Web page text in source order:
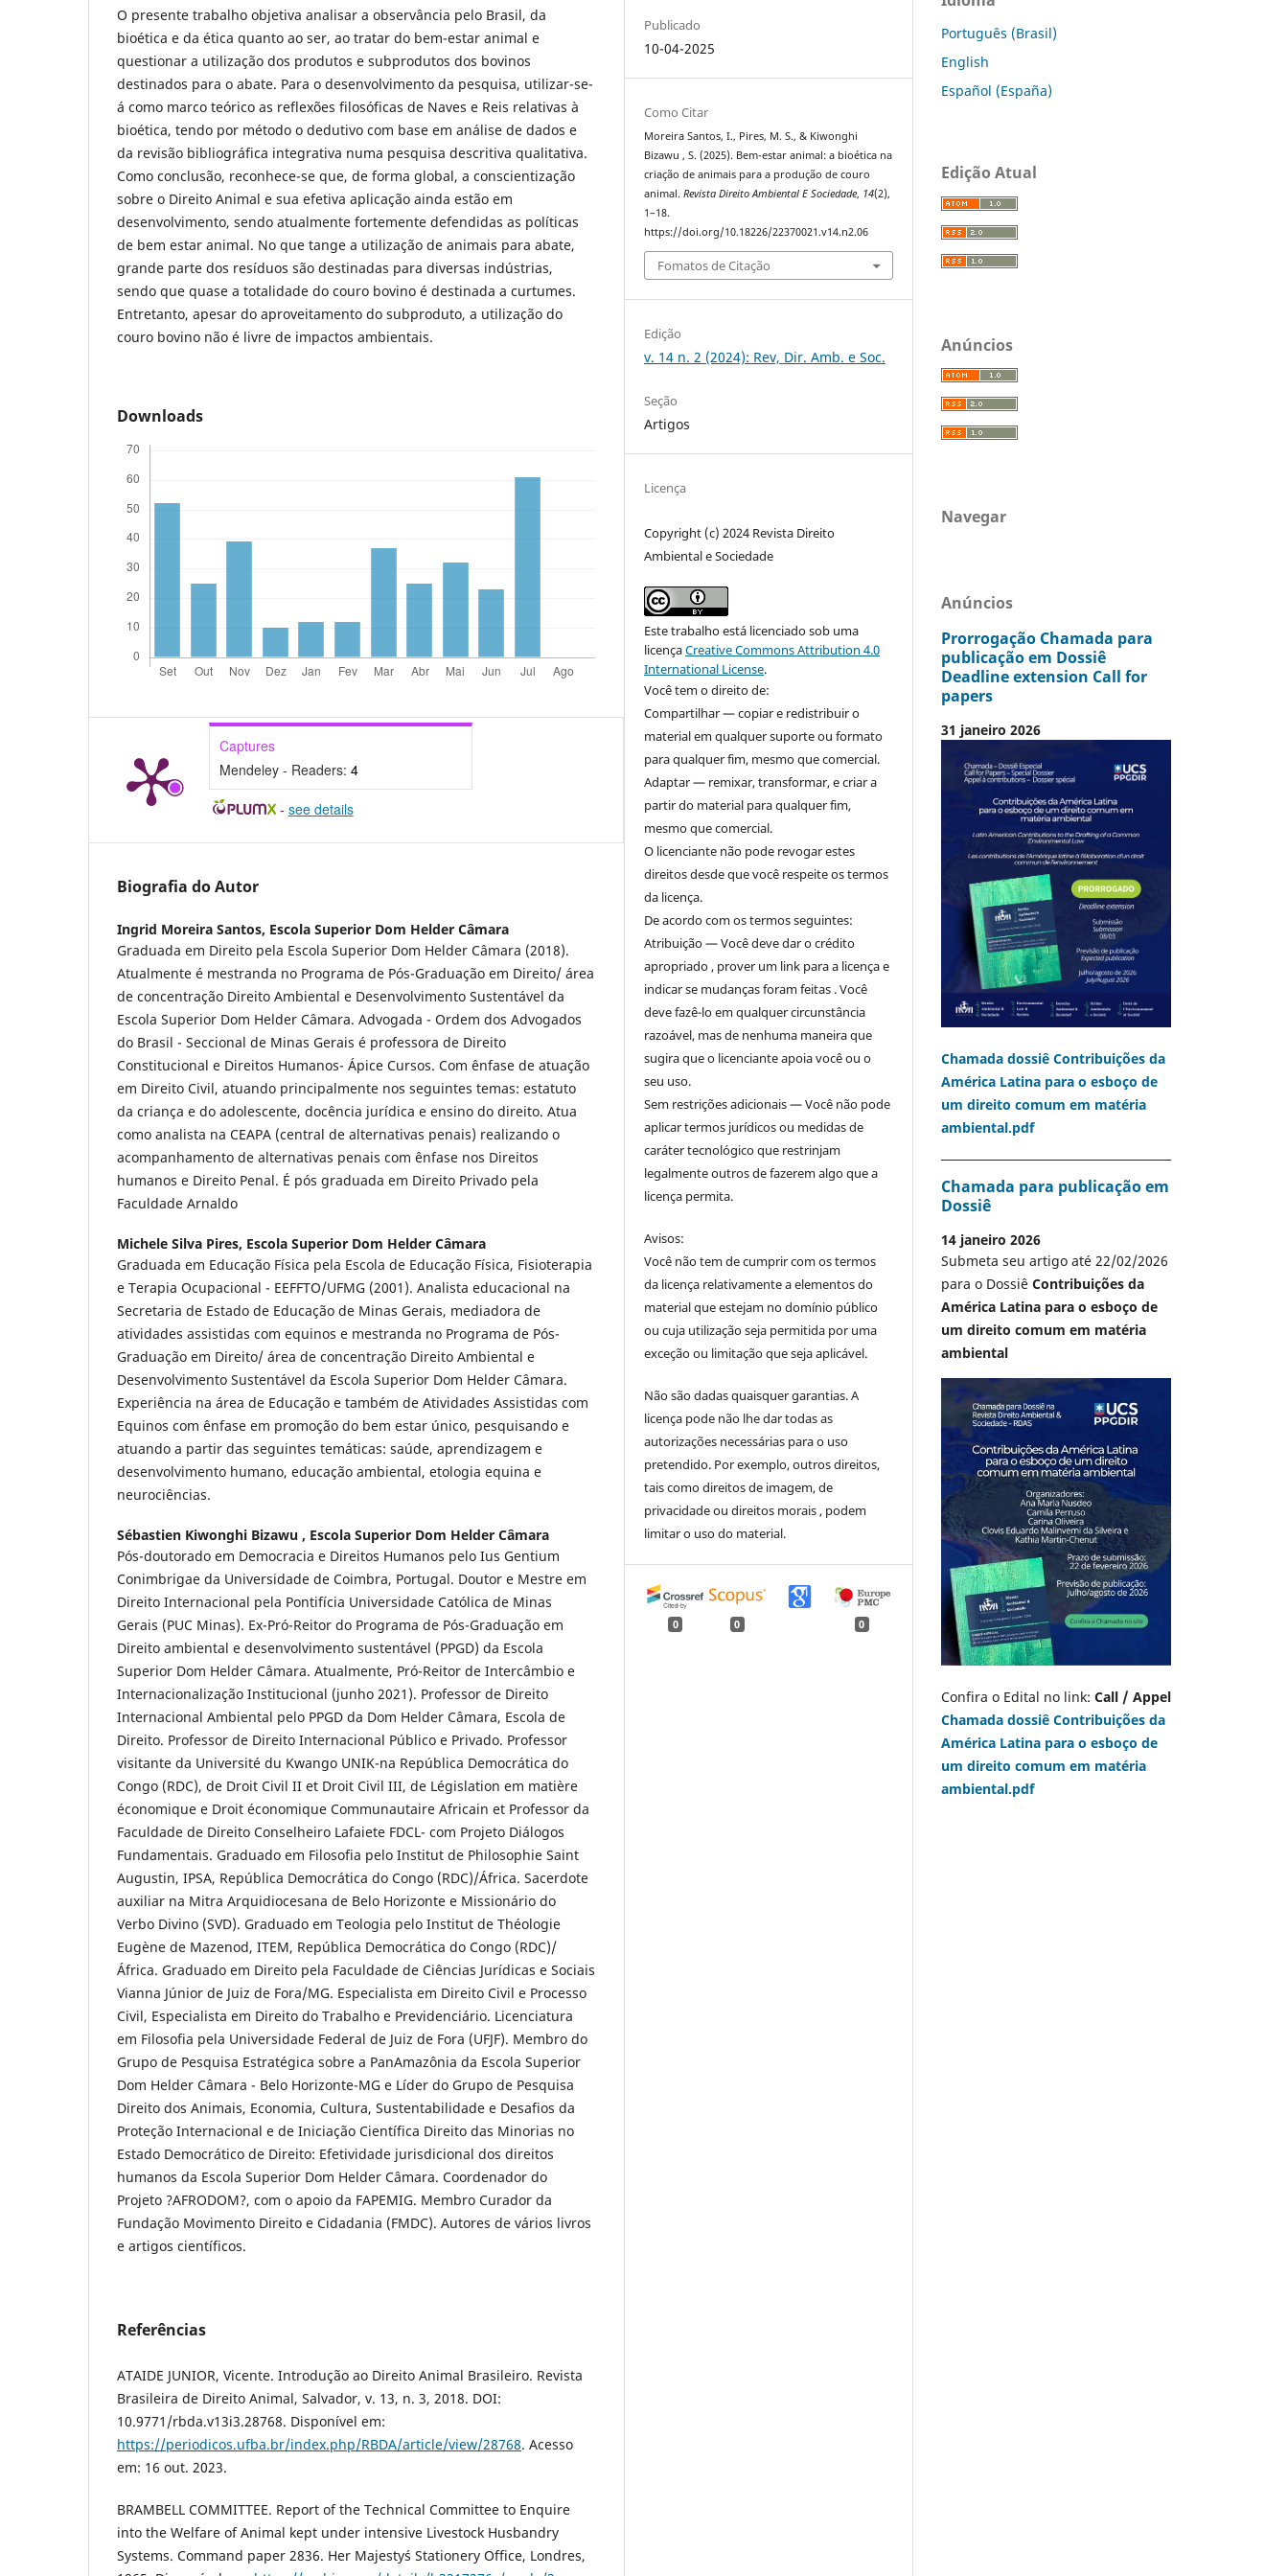
O presente trabalho objetiva analisar a observância pelo Brasil, da
bioética e da ética quanto ao ser, ao tratar do bem-estar animal e
questionar a utilização dos produtos e subprodutos dos bovinos
destinados para o abate. Para o desenvolvimento da pesquisa, utilizar-se-
á como marco teórico as reflexões filosóficas de Naves e Reis relativas à
bioética, tendo por método o dedutivo com base em análise de dados e
da revisão bibliográfica integrativa numa pesquisa descritiva qualitativa.
Como conclusão, reconhece-se que, de forma global, a conscientização
sobre o Direito Animal e sua efetiva aplicação ainda estão em
desenvolvimento, sendo atualmente fortemente defendidas as políticas
de bem estar animal. No que tange a utilização de animais para abate,
grande parte dos resíduos são destinadas para diversas indústrias,
sendo que quase a totalidade do couro bovino é destinada a curtumes.
Entretanto, apesar do aproveitamento do subproduto, a utilização do
couro bovino não é livre de impactos ambientais.
Downloads
Captures
Mendeley - Readers: 4
- see details
Biografia do Autor
Ingrid Moreira Santos, Escola Superior Dom Helder Câmara
Graduada em Direito pela Escola Superior Dom Helder Câmara (2018).
Atualmente é mestranda no Programa de Pós-Graduação em Direito/ área
de concentração Direito Ambiental e Desenvolvimento Sustentável da
Escola Superior Dom Helder Câmara. Advogada - Ordem dos Advogados
do Brasil - Seccional de Minas Gerais é professora de Direito
Constitucional e Direitos Humanos- Ápice Cursos. Com ênfase de atuação
em Direito Civil, atuando principalmente nos seguintes temas: estatuto
da criança e do adolescente, docência jurídica e ensino do direito. Atua
como analista na CEAPA (central de alternativas penais) realizando o
acompanhamento de alternativas penais com ênfase nos Direitos
humanos e Direito Penal. É pós graduada em Direito Privado pela
Faculdade Arnaldo
Michele Silva Pires, Escola Superior Dom Helder Câmara
Graduada em Educação Física pela Escola de Educação Física, Fisioterapia
e Terapia Ocupacional - EEFFTO/UFMG (2001). Analista educacional na
Secretaria de Estado de Educação de Minas Gerais, mediadora de
atividades assistidas com equinos e mestranda no Programa de Pós-
Graduação em Direito/ área de concentração Direito Ambiental e
Desenvolvimento Sustentável da Escola Superior Dom Helder Câmara.
Experiência na área de Educação e também de Atividades Assistidas com
Equinos com ênfase em promoção do bem estar único, pesquisando e
atuando a partir das seguintes temáticas: saúde, aprendizagem e
desenvolvimento humano, educação ambiental, etologia equina e
neurociências.
Sébastien Kiwonghi Bizawu , Escola Superior Dom Helder Câmara
Pós-doutorado em Democracia e Direitos Humanos pelo Ius Gentium
Conimbrigae da Universidade de Coimbra, Portugal. Doutor e Mestre em
Direito Internacional pela Pontifícia Universidade Católica de Minas
Gerais (PUC Minas). Ex-Pró-Reitor do Programa de Pós-Graduação em
Direito ambiental e desenvolvimento sustentável (PPGD) da Escola
Superior Dom Helder Câmara. Atualmente, Pró-Reitor de Intercâmbio e
Internacionalização Institucional (junho 2021). Professor de Direito
Internacional Ambiental pelo PPGD da Dom Helder Câmara, Escola de
Direito. Professor de Direito Internacional Público e Privado. Professor
visitante da Université du Kwango UNIK-na República Democrática do
Congo (RDC), de Droit Civil II et Droit Civil III, de Législation em matière
économique e Droit économique Communautaire Africain et Professor da
Faculdade de Direito Conselheiro Lafaiete FDCL- com Projeto Diálogos
Fundamentais. Graduado em Filosofia pelo Institut de Philosophie Saint
Augustin, IPSA, República Democrática do Congo (RDC)/África. Sacerdote
auxiliar na Mitra Arquidiocesana de Belo Horizonte e Missionário do
Verbo Divino (SVD). Graduado em Teologia pelo Institut de Théologie
Eugène de Mazenod, ITEM, República Democrática do Congo (RDC)/
África. Graduado em Direito pela Faculdade de Ciências Jurídicas e Sociais
Vianna Júnior de Juiz de Fora/MG. Especialista em Direito Civil e Processo
Civil, Especialista em Direito do Trabalho e Previdenciário. Licenciatura
em Filosofia pela Universidade Federal de Juiz de Fora (UFJF). Membro do
Grupo de Pesquisa Estratégica sobre a PanAmazônia da Escola Superior
Dom Helder Câmara - Belo Horizonte-MG e Líder do Grupo de Pesquisa
Direito dos Animais, Economia, Cultura, Sustentabilidade e Desafios da
Proteção Internacional e de Iniciação Científica Direito das Minorias no
Estado Democrático de Direito: Efetividade jurisdicional dos direitos
humanos da Escola Superior Dom Helder Câmara. Coordenador do
Projeto ?AFRODOM?, com o apoio da FAPEMIG. Membro Curador da
Fundação Movimento Direito e Cidadania (FMDC). Autores de vários livros
e artigos científicos.
Referências
ATAIDE JUNIOR, Vicente. Introdução ao Direito Animal Brasileiro. Revista
Brasileira de Direito Animal, Salvador, v. 13, n. 3, 2018. DOI:
10.9771/rbda.v13i3.28768. Disponível em:
https://periodicos.ufba.br/index.php/RBDA/article/view/28768. Acesso
em: 16 out. 2023.
BRAMBELL COMMITTEE. Report of the Technical Committee to Enquire
into the Welfare of Animal kept under intensive Livestock Husbandry
Systems. Command paper 2836. Her Majesty´s Stationery Office, Londres,
Publicado
10-04-2025
Como Citar
Moreira Santos, I., Pires, M. S., & Kiwonghi
Bizawu , S. (2025). Bem-estar animal: a bioética na
criação de animais para a produção de couro
animal.Revista Direito Ambiental E Sociedade, 14(2),
1–18.
https://doi.org/10.18226/22370021.v14.n2.06
Fomatos de Citação
Edição
v. 14 n. 2 (2024): Rev, Dir. Amb. e Soc.
Seção
Artigos
Licença
Copyright (c) 2024 Revista Direito
Ambiental e Sociedade
Este trabalho está licenciado sob uma
licençaCreative Commons Attribution 4.0
International License.
Você tem o direito de:
Compartilhar — copiar e redistribuir o
material em qualquer suporte ou formato
para qualquer fim, mesmo que comercial.
Adaptar — remixar, transformar, e criar a
partir do material para qualquer fim,
mesmo que comercial.
O licenciante não pode revogar estes
direitos desde que você respeite os termos
da licença.
De acordo com os termos seguintes:
Atribuição — Você deve dar o crédito
apropriado , prover um link para a licença e
indicar se mudanças foram feitas . Você
deve fazê-lo em qualquer circunstância
razoável, mas de nenhuma maneira que
sugira que o licenciante apoia você ou o
seu uso.
Sem restrições adicionais — Você não pode
aplicar termos jurídicos ou medidas de
caráter tecnológico que restrinjam
legalmente outros de fazerem algo que a
licença permita.
Avisos:
Você não tem de cumprir com os termos
da licença relativamente a elementos do
material que estejam no domínio público
ou cuja utilização seja permitida por uma
exceção ou limitação que seja aplicável.
Não são dadas quaisquer garantias. A
licença pode não lhe dar todas as
autorizações necessárias para o uso
pretendido. Por exemplo, outros direitos,
tais como direitos de imagem, de
privacidade ou direitos morais , podem
limitar o uso do material.
0 0 0
Português (Brasil)
English
Español (España)
Edição Atual
Anúncios
Navegar
Anúncios
Prorrogação Chamada para
publicação em Dossiê
Deadline extension Call for
papers
31 janeiro 2026
Chamada dossiê Contribuições da
América Latina para o esboço de
um direito comum em matéria
ambiental.pdf
Chamada para publicação em
Dossiê
14 janeiro 2026
Submeta seu artigo até 22/02/2026
para o Dossiê Contribuições da
América Latina para o esboço de
um direito comum em matéria
ambiental
Confira o Edital no link: Call / Appel
Chamada dossiê Contribuições da
América Latina para o esboço de
um direito comum em matéria
ambiental.pdf